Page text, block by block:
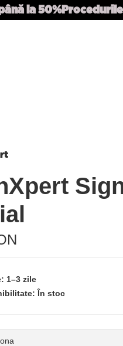
la 50%
1–3 zile
În stoc